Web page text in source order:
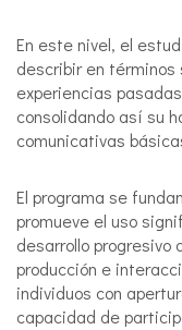
En este nivel, el
describir en términos
experiencias
consolidando así su
comunicativas
El programa se
promueve el uso
desarrollo progresivo
producción e
individuos con
capacidad de